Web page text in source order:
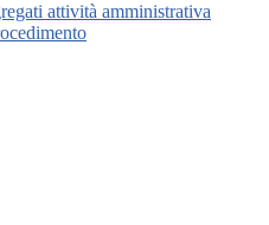
attività amministrativa